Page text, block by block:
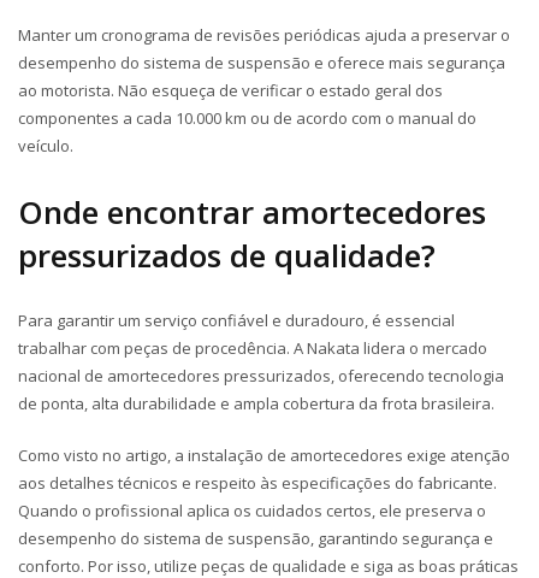
Manter um cronograma de revisões periódicas ajuda a preservar o
desempenho do sistema de suspensão e oferece mais segurança
ao motorista. Não esqueça de verificar o estado geral dos
componentes a cada 10.000 km ou de acordo com o manual do
veículo.
Onde encontrar amortecedores
pressurizados de qualidade?
Para garantir um serviço confiável e duradouro, é essencial
trabalhar com peças de procedência. A Nakata lidera o mercado
nacional de amortecedores pressurizados, oferecendo tecnologia
de ponta, alta durabilidade e ampla cobertura da frota brasileira.
Como visto no artigo, a instalação de amortecedores exige atenção
aos detalhes técnicos e respeito às especificações do fabricante.
Quando o profissional aplica os cuidados certos, ele preserva o
desempenho do sistema de suspensão, garantindo segurança e
conforto. Por isso, utilize peças de qualidade e siga as boas práticas